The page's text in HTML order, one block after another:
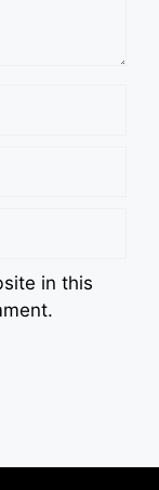
in this